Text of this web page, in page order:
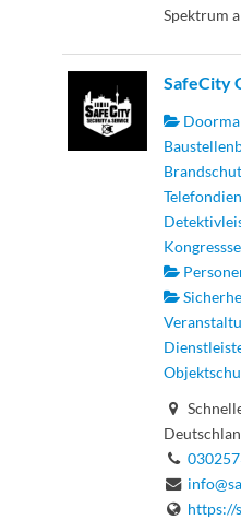
Spektrum
SafeCity
https://